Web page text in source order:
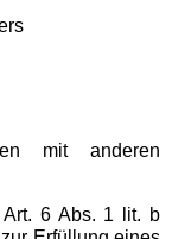
mit anderen
Art. 6 Abs. 1 lit. b